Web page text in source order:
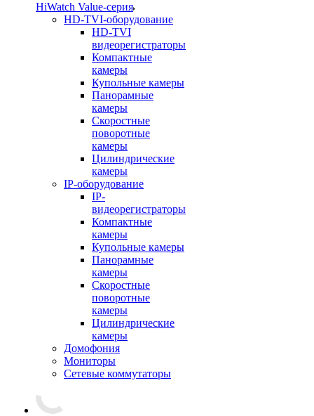
HiWatch Value-серия
HD-TVI-оборудование
HD-TVI
видеорегистраторы
Компактные
камеры
Купольные камеры
Панорамные
камеры
Скоростные
поворотные
камеры
Цилиндрические
камеры
IP-оборудование
IP-
видеорегистраторы
Компактные
камеры
Купольные камеры
Панорамные
камеры
Скоростные
поворотные
камеры
Цилиндрические
камеры
Домофония
Мониторы
Сетевые коммутаторы